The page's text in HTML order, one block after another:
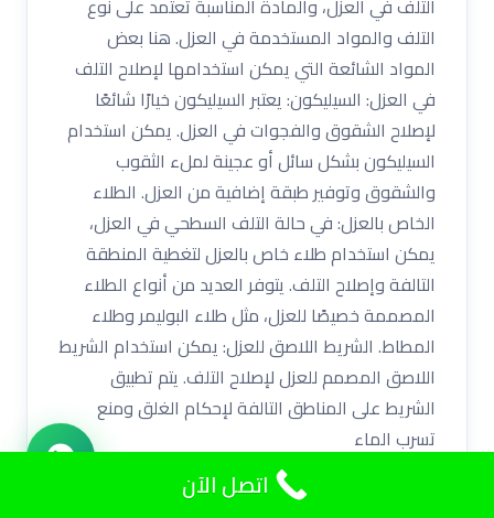
التلف في العزل، والمادة المناسبة تعتمد على نوع
التلف والمواد المستخدمة في العزل. هنا بعض
المواد الشائعة التي يمكن استخدامها لإصلاح التلف
في العزل: السيليكون: يعتبر السيليكون خيارًا شائعًا
لإصلاح الشقوق والفجوات في العزل. يمكن استخدام
السيليكون بشكل سائل أو عجينة لملء الثقوب
والشقوق وتوفير طبقة إضافية من العزل. الطلاء
الخاص بالعزل: في حالة التلف السطحي في العزل،
يمكن استخدام طلاء خاص بالعزل لتغطية المنطقة
التالفة وإصلاح التلف. يتوفر العديد من أنواع الطلاء
المصممة خصيصًا للعزل، مثل طلاء البوليمر وطلاء
المطاط. الشريط اللاصق للعزل: يمكن استخدام الشريط
اللاصق المصمم للعزل لإصلاح التلف. يتم تطبيق
الشريط على المناطق التالفة لإحكام الغلق ومنع
تسرب الماء
اتصل الآن